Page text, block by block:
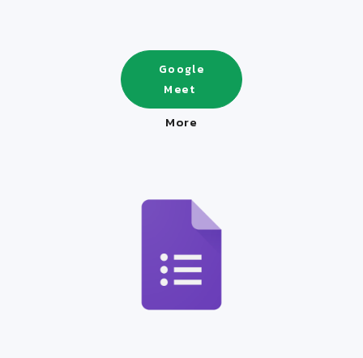
Google
Meet
More